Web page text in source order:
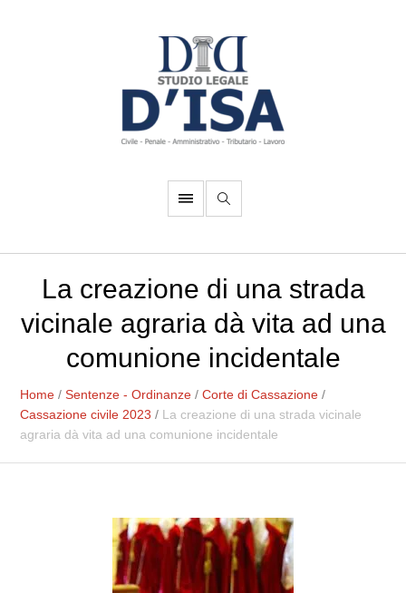
La creazione di una strada
vicinale agraria dà vita ad una
comunione incidentale
Home /Sentenze - Ordinanze /Corte di Cassazione /
Cassazione civile 2023 / La creazione di una strada vicinale
agraria dà vita ad una comunione incidentale